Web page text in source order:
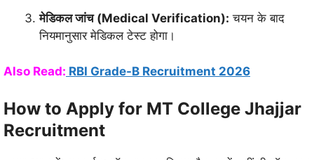
मेडिकल जांच (Medical Verification): चयन के बाद
नियमानुसार मेडिकल टेस्ट होगा।
Also Read: RBI Grade-B Recruitment 2026
How to Apply for MT College Jhajjar
Recruitment